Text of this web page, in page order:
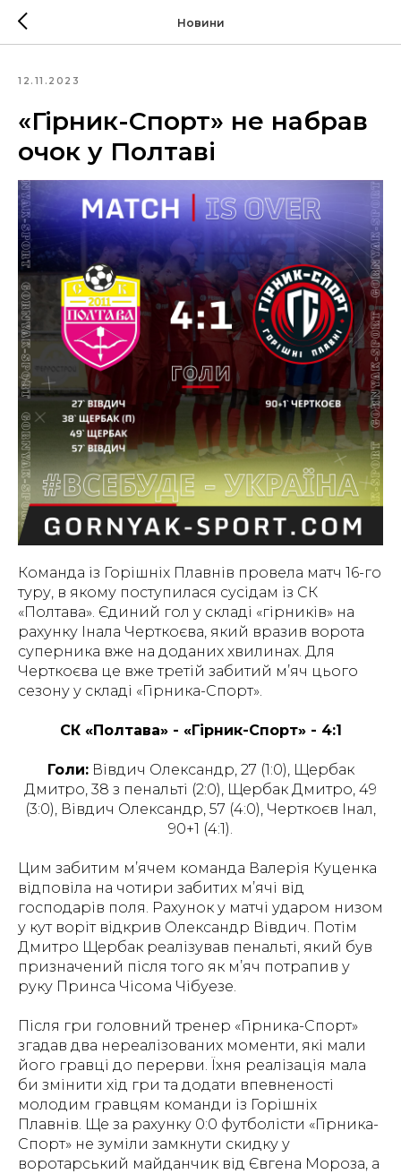
Новини
12.11.2023
«Гірник-Спорт» не набрав
очок у Полтаві
Команда із Горішніх Плавнів провела матч 16-го
туру, в якому поступилася сусідам із СК
«Полтава». Єдиний гол у складі «гірників» на
рахунку Інала Черткоєва, який вразив ворота
суперника вже на доданих хвилинах. Для
Черткоєва це вже третій забитий м’яч цього
сезону у складі «Гірника-Спорт».
СК «Полтава» - «Гірник-Спорт» - 4:1
Голи:Вівдич Олександр, 27 (1:0), Щербак
Дмитро, 38 з пенальті (2:0), Щербак Дмитро, 49
(3:0), Вівдич Олександр, 57 (4:0), Черткоєв Інал,
90+1 (4:1).
Цим забитим м’ячем команда Валерія Куценка
відповіла на чотири забитих м’ячі від
господарів поля. Рахунок у матчі ударом низом
у кут воріт відкрив Олександр Вівдич. Потім
Дмитро Щербак реалізував пенальті, який був
призначений після того як м’яч потрапив у
руку Принса Чісома Чібуезе.
Після гри головний тренер «Гірника-Спорт»
згадав два нереалізованих моменти, які мали
його гравці до перерви. Їхня реалізація мала
би змінити хід гри та додати впевненості
молодим гравцям команди із Горішніх
Плавнів. Ще за рахунку 0:0 футболісти «Гірника-
Спорт» не зуміли замкнути скидку у
воротарський майданчик від Євгена Мороза, а